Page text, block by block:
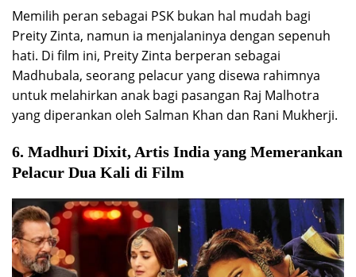
Memilih peran sebagai PSK bukan hal mudah bagi
Preity Zinta, namun ia menjalaninya dengan sepenuh
hati. Di film ini, Preity Zinta berperan sebagai
Madhubala, seorang pelacur yang disewa rahimnya
untuk melahirkan anak bagi pasangan Raj Malhotra
yang diperankan oleh Salman Khan dan Rani Mukherji.
6. Madhuri Dixit, Artis India yang Memerankan
Pelacur Dua Kali di Film